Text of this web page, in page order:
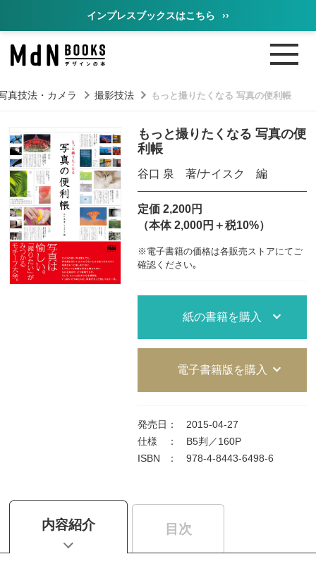
インプレスブックスはこちら ››
真技法・カメラ 撮影技法 もっと撮りたくなる 写真の便利帳
もっと撮りたくなる 写真の便
利帳
谷口 泉 著/ナイスク 編
定価 2,200円
（本体 2,000円＋税10%）
※電子書籍の価格は各販売ストアにてご
確認ください｡
紙の書籍を購入
電子書籍版を購入
発売日 ：
2015-04-27
仕様
：
B5判／160P
ISBN
： 978-4-8443-6498-6
内容紹介 目次